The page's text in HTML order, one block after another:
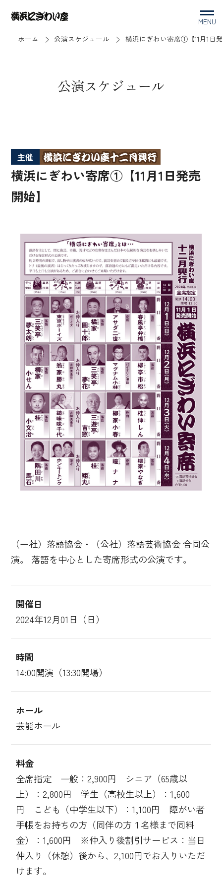
MENU
ホーム
公演スケジュール 横浜にぎわい寄席①【11月1日
公演スケジュール
主催
横浜にぎわい寄席①【11月1日発売
開始】
（一社）落語協会・（公社）落語芸術協会 合同公
演。 落語を中心とした寄席形式の公演です。
開催日
2024年12月01日（日）
時間
14:00開演（13:30開場）
ホール
芸能ホール
料金
全席指定 一般：2,900円 シニア（65歳以
上）：2,800円 学生（高校生以上）：1,600
円 こども（中学生以下）：1,100円 障がい者
手帳をお持ちの方（同伴の方１名様まで同料
金）：1,600円 ※仲入り後割引サービス：当日
仲入り（休憩）後から、2,100円でお入りいただ
けます。